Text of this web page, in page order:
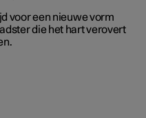
voor een nieuwe vorm
die het hart verovert